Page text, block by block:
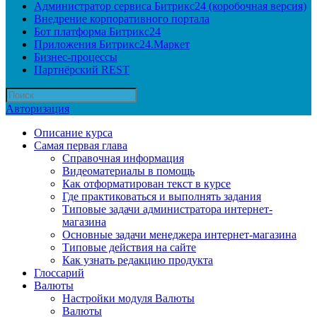
Администратор сервиса Битрикс24 (коробочная версия)
Внедрение корпоративного портала
Бот платформа Битрикс24
Приложения Битрикс24.Маркет
Бизнес-процессы
Партнёрский REST
Авторизация
Описание курса
Самая первая глава
Справочная информация
Видеоматериалы в помощь
Как отформатирован текст в курсе
Где практиковаться и выполнять задания
Типовые задачи администратора интернет-
магазина
Основные задачи менеджера интернет-магазина
Типовые действия на сайте
Как узнать редакцию продукта
Глоссарий
Валюты
Настройки модуля Валюты
Валюты